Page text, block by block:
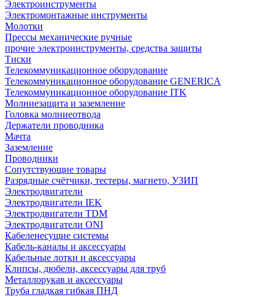
Электроинструменты
Электромонтажные инструменты
Молотки
Прессы механические ручные
прочие электроинструменты, средства защиты
Тиски
Телекоммуникационное оборудование
Телекоммуникационное оборудование GENERICA
Телекоммуникационное оборудование ITK
Молниезащита и заземление
Головка молниеотвода
Держатели проводника
Мачта
Заземление
Проводники
Сопутствующие товары
Разрядные счётчики, тестеры, магнето, УЗИП
Электродвигатели
Электродвигатели IEK
Электродвигатели TDM
Электродвигатели ONI
Кабеленесущие системы
Кабель-каналы и аксессуары
Кабельные лотки и аксессуары
Клипсы, дюбели, аксессуары для труб
Металлорукав и аксессуары
Труба гладкая гибкая ПНД